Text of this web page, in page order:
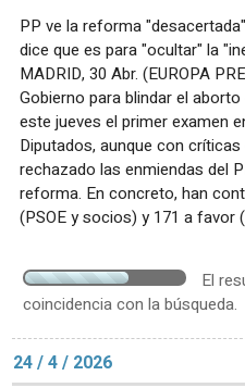
PP ve la reforma
dice que es para "ocultar" la
MADRID, 30 Abr. (EUROPA
Gobierno para blindar el
este jueves el primer examen
Diputados, aunque con
rechazado las enmiendas del
reforma. En concreto, han
(PSOE y socios) y 171 a favor
El
coincidencia con la búsqueda.
24 / 4 / 2026